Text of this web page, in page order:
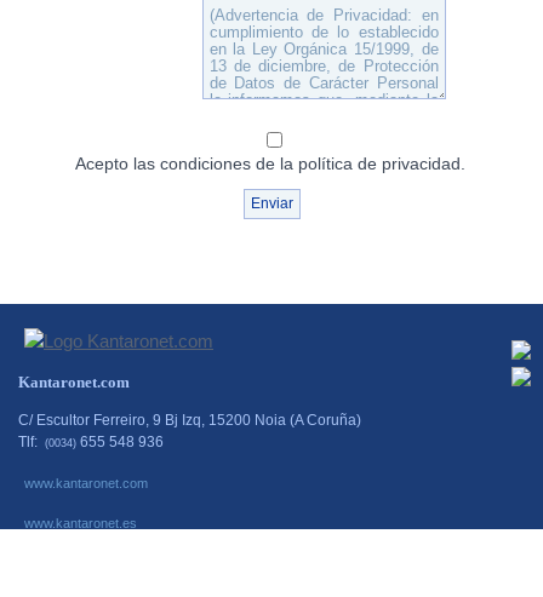
Acepto las condiciones de la política de privacidad.
Kantaronet.com
C/ Escultor Ferreiro, 9 Bj Izq, 15200 Noia (A Coruña)
Tlf: (0034) 655 548 936
www.kantaronet.com
www.kantaronet.es